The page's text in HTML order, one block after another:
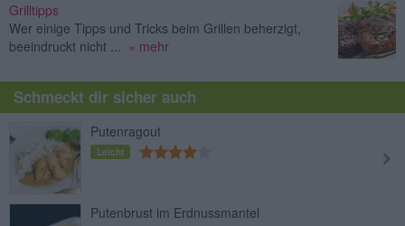
Grilltipps
Wer einige Tipps und Tricks beim Grillen beherzigt,
beeindruckt nicht ... » mehr
Schmeckt dir sicher auch
Putenragout
Leicht
Putenbrust im Erdnussmantel